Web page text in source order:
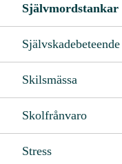
Självmordstankar
Självskadebeteende
Skilsmässa
Skolfrånvaro
Stress